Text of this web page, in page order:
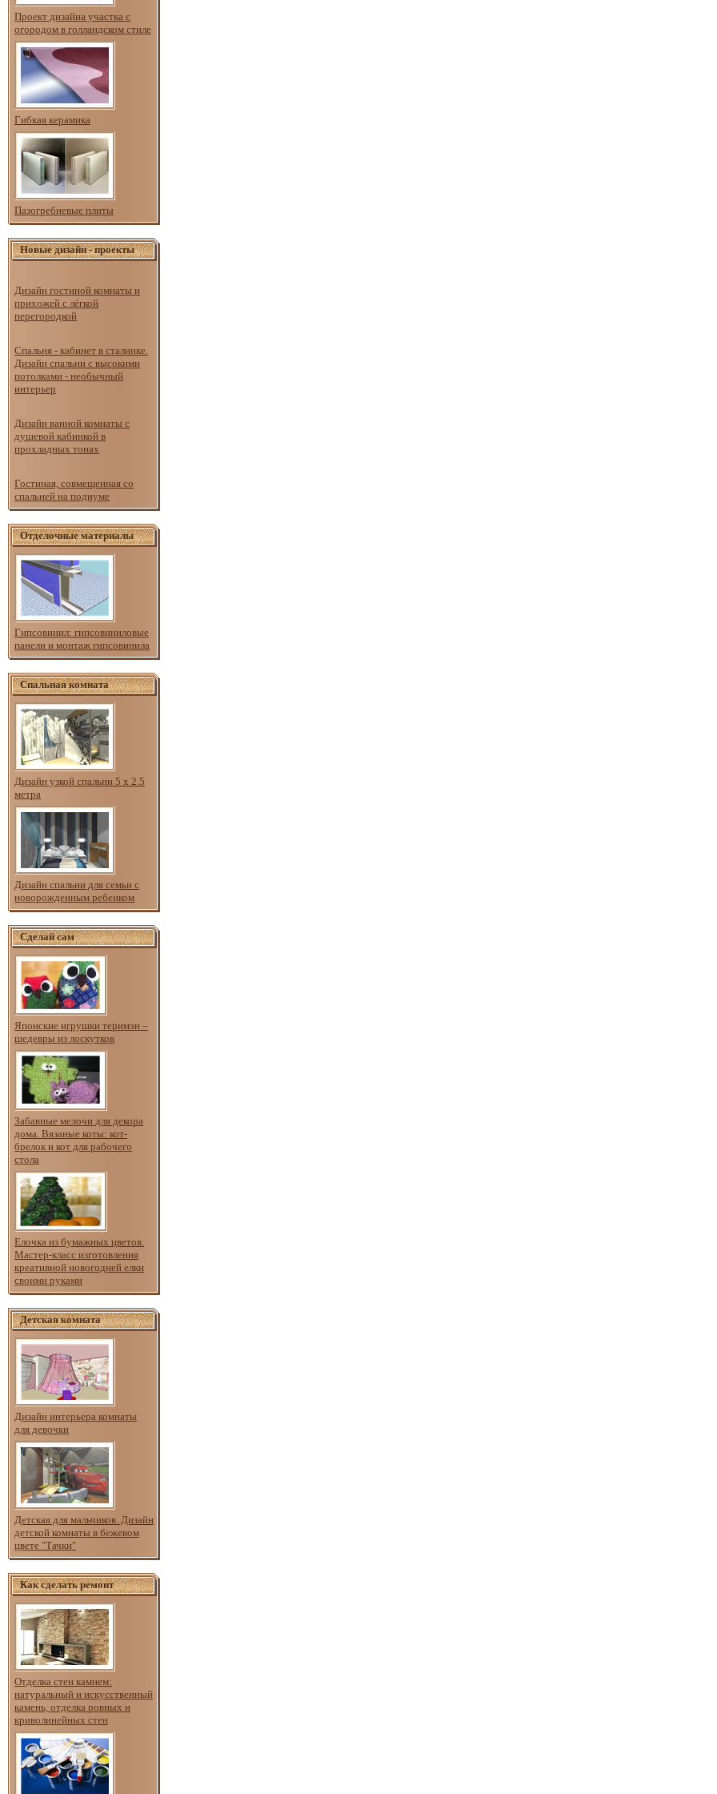
Проект дизайна участка с
огородом в голландском стиле
Гибкая керамика
Пазогребневые плиты
Новые дизайн - проекты
Дизайн гостиной комнаты и
прихожей с лёгкой
перегородкой
Спальня - кабинет в сталинке.
Дизайн спальни с высокими
потолками - необычный
интерьер
Дизайн ванной комнаты с
душевой кабинкой в
прохладных тонах
Гостиная, совмещенная со
спальней на подиуме
Отделочные материалы
Гипсовинил: гипсовиниловые
панели и монтаж гипсовинила
Спальная комната
Дизайн узкой спальни 5 х 2.5
метра
Дизайн спальни для семьи с
новорожденным ребенком
Сделай сам
Японские игрушки теримэн –
шедевры из лоскутков
Забавные мелочи для декора
дома. Вязаные коты: кот-
брелок и кот для рабочего
стола
Елочка из бумажных цветов.
Мастер-класс изготовления
креативной новогодней елки
своими руками
Детская комната
Дизайн интерьера комнаты
для девочки
Детская для мальчиков. Дизайн
детской комнаты в бежевом
цвете "Тачки"
Как сделать ремонт
Отделка стен камнем:
натуральный и искусственный
камень, отделка ровных и
криволинейных стен